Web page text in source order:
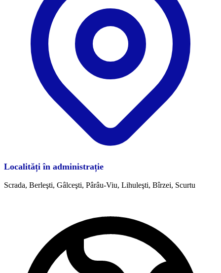
Localități în administrație
Scrada, Berleşti, Gâlceşti, Pârâu-Viu, Lihuleşti, Bîrzei, Scurtu